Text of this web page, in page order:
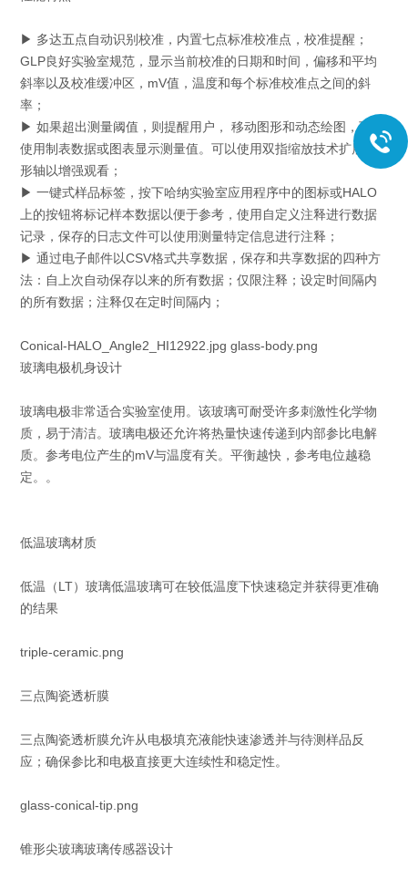
▶ 多达五点自动识别校准，内置七点标准校准点，校准提醒；
GLP良好实验室规范，显示当前校准的日期和时间，偏移和平均
斜率以及校准缓冲区，mV值，温度和每个标准校准点之间的斜
率；
▶ 如果超出测量阈值，则提醒用户， 移动图形和动态绘图，可以
使用制表数据或图表显示测量值。可以使用双指缩放技术扩展图
形轴以增强观看；
▶ 一键式样品标签，按下哈纳实验室应用程序中的图标或HALO
上的按钮将标记样本数据以便于参考，使用自定义注释进行数据
记录，保存的日志文件可以使用测量特定信息进行注释；
▶ 通过电子邮件以CSV格式共享数据，保存和共享数据的四种方
法：自上次自动保存以来的所有数据；仅限注释；设定时间隔内
的所有数据；注释仅在定时间隔内；
Conical-HALO_Angle2_HI12922.jpg glass-body.png
玻璃电极机身设计
玻璃电极非常适合实验室使用。该玻璃可耐受许多刺激性化学物
质，易于清洁。玻璃电极还允许将热量快速传递到内部参比电解
质。参考电位产生的mV与温度有关。平衡越快，参考电位越稳
定。。
低温玻璃材质
低温（LT）玻璃低温玻璃可在较低温度下快速稳定并获得更准确
的结果
triple-ceramic.png
三点陶瓷透析膜
三点陶瓷透析膜允许从电极填充液能快速渗透并与待测样品反
应；确保参比和电极直接更大连续性和稳定性。
glass-conical-tip.png
锥形尖玻璃玻璃传感器设计